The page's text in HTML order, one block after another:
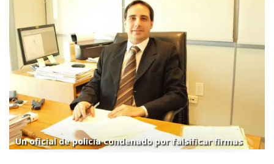
Un oficial de policía condenado por falsificar firmas